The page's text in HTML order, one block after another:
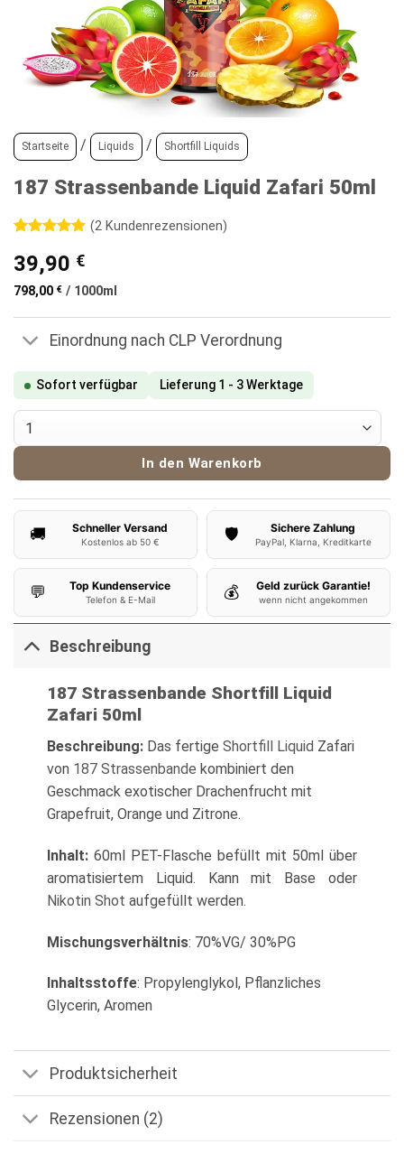
Startseite / Liquids / Shortfill Liquids
187 Strassenbande Liquid Zafari 50ml
mit von
5, basierend
auf
(2Kundenrezensionen)
39,90 €
798,00 € / 1000ml
Einordnung nach CLP Verordnung
Sofort verfügbar Lieferung 1 - 3 Werktage
187 Strassenbande Liquid Zafari 50ml Menge
In den Warenkorb
🚚 Schneller Versand
Kostenlos ab 50 € 🛡️ Sichere Zahlung
PayPal, Klarna, Kreditkarte
💬 Top Kundenservice
Telefon & E-Mail 💰 Geld zurück Garantie!
wenn nicht angekommen
Beschreibung
187 Strassenbande Shortfill Liquid
Zafari 50ml
Beschreibung:Das fertige Shortfill Liquid Zafari
von 187 Strassenbande kombiniert den
Geschmack exotischer Drachenfrucht mit
Grapefruit, Orange und Zitrone.
Inhalt:60ml PET-Flasche befüllt mit 50ml über
aromatisiertem
Liquid. Kann mit Base oder
Nikotin Shot aufgefüllt werden.
Mischungsverhältnis: 70%VG/ 30%PG
Inhaltsstoffe: Propylenglykol, Pflanzliches
Glycerin, Aromen
Produktsicherheit
Rezensionen (2)